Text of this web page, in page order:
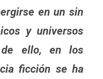
en un sin
y universos
ello, en los
ficción se ha